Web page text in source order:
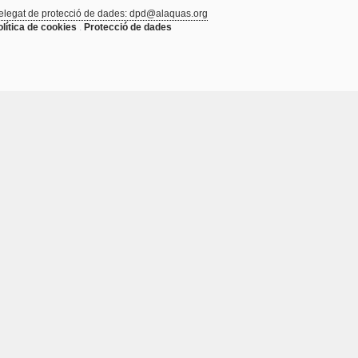
de protecció de dades: dpd@alaquas.org
de cookies . Protecció de dades